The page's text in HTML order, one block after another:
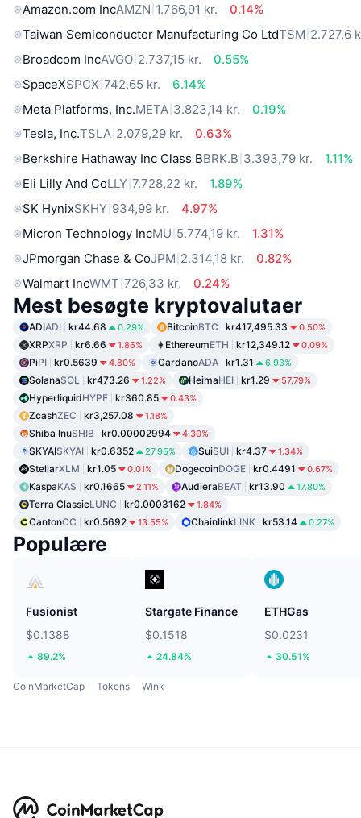
Amazon.com IncAMZN 1.766,91 kr.
0.14%
Taiwan Semiconductor Manufacturing Co LtdTSM 2.727,6
Broadcom IncAVGO 2.737,15 kr.
0.55%
SpaceXSPCX 742,65 kr.
6.14%
Meta Platforms, Inc.META 3.823,14 kr.
0.19%
Tesla, Inc.TSLA 2.079,29 kr.
0.63%
Berkshire Hathaway Inc Class BBRK.B 3.393,79 kr.
1.11%
Eli Lilly And CoLLY 7.728,22 kr.
1.89%
SK HynixSKHY 934,99 kr.
4.97%
Micron Technology IncMU 5.774,19 kr.
1.31%
JPmorgan Chase & CoJPM 2.314,18 kr.
0.82%
Walmart IncWMT 726,33 kr. 0.24%
Mest besøgte kryptovalutaer
ADIADI kr44.68 0.29% BitcoinBTC kr417,495.33 0.50%
XRPXRP kr6.66 1.86% EthereumETH kr12,349.12 0.09%
PiPI kr0.5639 4.80% CardanoADA kr1.31 6.93%
SolanaSOL kr473.26 1.22% HeimaHEI kr1.29 57.79%
HyperliquidHYPE kr360.85 0.43%
ZcashZEC kr3,257.08 1.18%
Shiba InuSHIB kr0.00002994 4.30%
SKYAISKYAI kr0.6352 27.95% SuiSUI kr4.37 1.34%
StellarXLM kr1.05 0.01% DogecoinDOGE kr0.4491 0.67%
KaspaKAS kr0.1665 2.11% AudieraBEAT kr13.90 17.80%
Terra ClassicLUNC kr0.0003162 1.84%
CantonCC kr0.5692 13.55% ChainlinkLINK kr53.14 0.27%
Populære
Fusionist
$0.1388
89.2%
Stargate Finance
$0.1518
24.84%
ETHGas
$0.0231
30.51%
CoinMarketCap Tokens Wink